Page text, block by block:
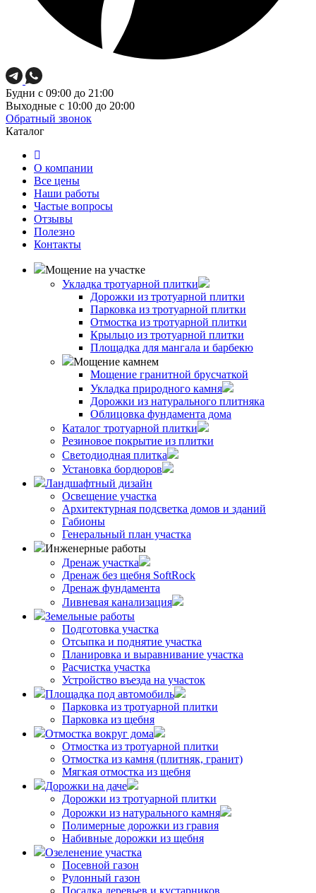
Будни с 09:00 до 21:00
Выходные с 10:00 до 20:00
Обратный звонок
Каталог
О компании
Все цены
Наши работы
Частые вопросы
Отзывы
Полезно
Контакты
Мощение на участке
Укладка тротуарной плитки
Дорожки из тротуарной плитки
Парковка из тротуарной плитки
Отмостка из тротуарной плитки
Крыльцо из тротуарной плитки
Площадка для мангала и барбекю
Мощение камнем
Мощение гранитной брусчаткой
Укладка природного камня
Дорожки из натурального плитняка
Облицовка фундамента дома
Каталог тротуарной плитки
Резиновое покрытие из плитки
Светодиодная плитка
Установка бордюров
Ландшафтный дизайн
Освещение участка
Архитектурная подсветка домов и зданий
Габионы
Генеральный план участка
Инженерные работы
Дренаж участка
Дренаж без щебня SoftRock
Дренаж фундамента
Ливневая канализация
Земельные работы
Подготовка участка
Отсыпка и поднятие участка
Планировка и выравнивание участка
Расчистка участка
Устройство въезда на участок
Площадка под автомобиль
Парковка из тротуарной плитки
Парковка из щебня
Отмостка вокруг дома
Отмостка из тротуарной плитки
Отмостка из камня (плитняк, гранит)
Мягкая отмостка из щебня
Дорожки на даче
Дорожки из тротуарной плитки
Дорожки из натурального камня
Полимерные дорожки из гравия
Набивные дорожки из щебня
Озеленение участка
Посевной газон
Рулонный газон
Посадка деревьев и кустарников